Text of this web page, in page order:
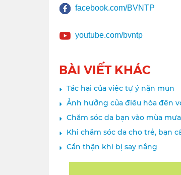
facebook.com/BVNTP
youtube.com/bvntp
BÀI VIẾT KHÁC
Tác hại của việc tự ý nặn mụn
Ảnh hưởng của điều hòa đến
Chăm sóc da bạn vào mùa mưa
Khi chăm sóc da cho trẻ, bạn
Cẩn thận khi bị say nắng